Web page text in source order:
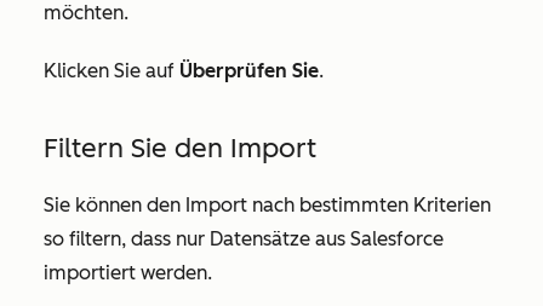
möchten.
Klicken Sie auf Überprüfen Sie.
Filtern Sie den Import
Sie können den Import nach bestimmten Kriterien
so filtern, dass nur Datensätze aus Salesforce
importiert werden.